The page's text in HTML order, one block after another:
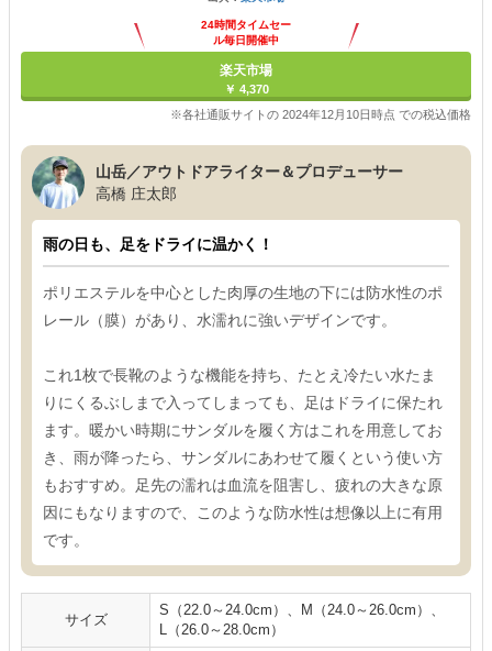
24時間タイムセー
ル毎日開催中
楽天市場
￥ 4,370
※各社通販サイトの 2024年12月10日時点 での税込価格
山岳／アウトドアライター＆プロデューサー
高橋 庄太郎
雨の日も、足をドライに温かく！
ポリエステルを中心とした肉厚の生地の下には防水性のポ
レール（膜）があり、水濡れに強いデザインです。
これ1枚で長靴のような機能を持ち、たとえ冷たい水たま
りにくるぶしまで入ってしまっても、足はドライに保たれ
ます。暖かい時期にサンダルを履く方はこれを用意してお
き、雨が降ったら、サンダルにあわせて履くという使い方
もおすすめ。足先の濡れは血流を阻害し、疲れの大きな原
因にもなりますので、このような防水性は想像以上に有用
です。
サイズ
S（22.0～24.0cm）、M（24.0～26.0cm）、
L（26.0～28.0cm）